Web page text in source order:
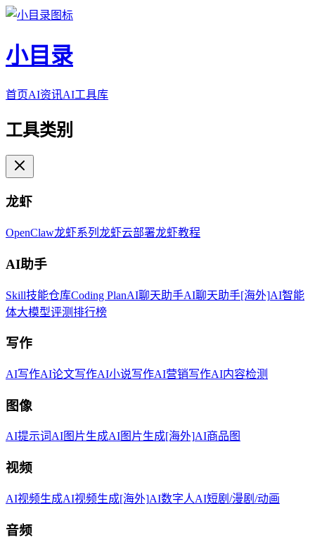
小目录
首页AI资讯AI工具库
工具类别
龙虾
OpenClaw龙虾系列 龙虾云部署龙虾教程
AI助手
Skill技能仓库Coding PlanAI聊天助手AI聊天助手[海外]AI智能
体大模型评测排行榜
写作
AI写作AI论文写作AI小说写作AI营销写作AI内容检测
图像
AI提示词AI图片生成AI图片生成[海外]AI商品图
视频
AI视频生成AI视频生成[海外]AI数字人AI短剧/漫剧/动画
音频